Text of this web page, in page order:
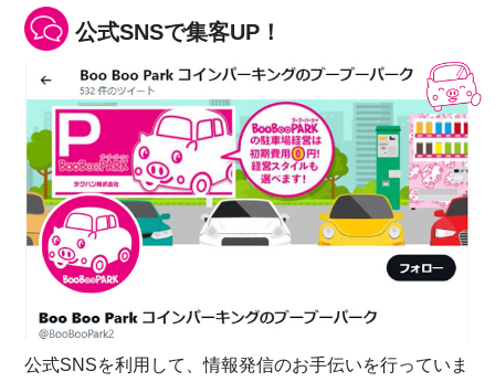
公式SNSで集客UP！
公式SNSを利用して、情報発信のお手伝いを行っていま